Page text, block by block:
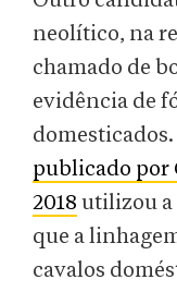
neolítico, na
chamado de
evidência de
publicado por
2018 utilizou a
que a
cavalos